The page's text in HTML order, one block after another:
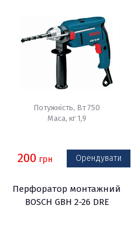
Потужність, Вт 750
Маса, кг 1,9
200 грн Орендувати
Перфоратор монтажний
BOSCH GBH 2-26 DRE